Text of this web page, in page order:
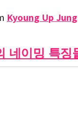
Kyoung Up Jung
네이밍 특징